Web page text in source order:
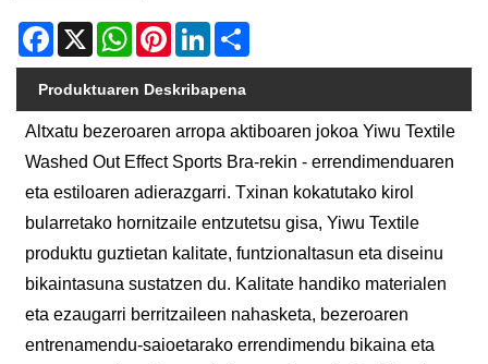
Facebook
X WhatsAppPinterestLinkedIn
Produktuaren Deskribapena
Altxatu bezeroaren arropa aktiboaren jokoa Yiwu Textile
Washed Out Effect Sports Bra-rekin - errendimenduaren
eta estiloaren adierazgarri. Txinan kokatutako kirol
bularretako hornitzaile entzutetsu gisa, Yiwu Textile
produktu guztietan kalitate, funtzionaltasun eta diseinu
bikaintasuna sustatzen du. Kalitate handiko materialen
eta ezaugarri berritzaileen nahasketa, bezeroaren
entrenamendu-saioetarako errendimendu bikaina eta